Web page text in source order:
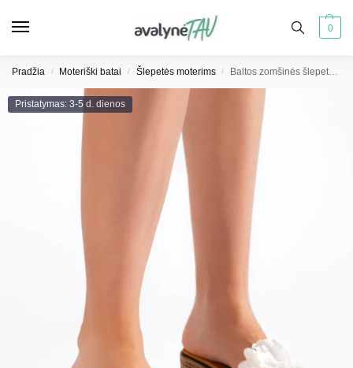
0
Pradžia / Moteriški batai / Šlepetės moterims / Baltos zomšinės šlepetės ant kulnų
Pristatymas: 3-5 d. dienos